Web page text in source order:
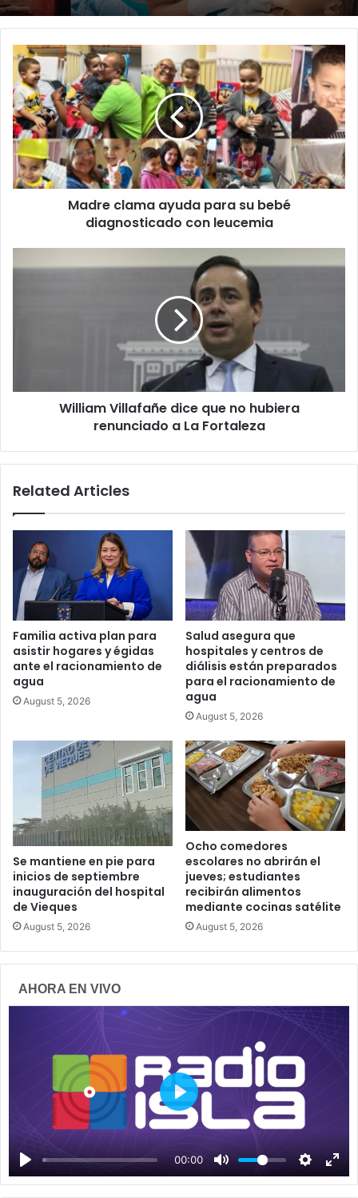
Madre
clama
ayuda
para
su
bebé
diagnosticado
con
leucemia
Madre clama ayuda para su bebé
diagnosticado con leucemia
Villafañe
La
William Villafañe dice que no hubiera
renunciado a La Fortaleza
Related Articles
Familia activa plan para
asistir hogares y égidas
ante el racionamiento de
agua
August 5, 2026
Salud asegura que
hospitales y centros de
diálisis están preparados
para el racionamiento de
agua
August 5, 2026
Se mantiene en pie para
inicios de septiembre
inauguración del hospital
de Vieques
August 5, 2026
Ocho comedores
escolares no abrirán el
jueves; estudiantes
recibirán alimentos
mediante cocinas satélite
August 5, 2026
AHORA EN VIVO
00:00
P
a
y